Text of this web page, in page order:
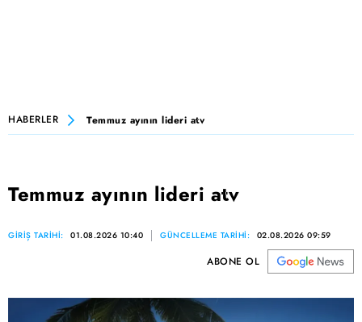
HABERLER Temmuz ayının lideri atv
Temmuz ayının lideri atv
GİRİŞ TARİHİ: 01.08.2026 10:40 GÜNCELLEME TARİHİ: 02.08.2026 09:59
ABONE OL